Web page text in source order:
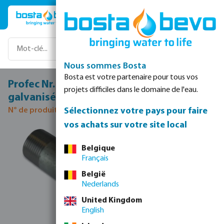
Passer au contenu principal
Profec Nr. 23 Mamelon tube acier
galvanisé 2" filetage mâle 16bar 300 mm
N° de produit 1067300
Ignorer la galerie d'images
Nous sommes Bosta
Bosta est votre partenaire pour tous vos
projets difficiles dans le domaine de l'eau.
Sélectionnez votre pays pour faire
vos achats sur votre site local
Belgique
Français
België
Nederlands
United Kingdom
English